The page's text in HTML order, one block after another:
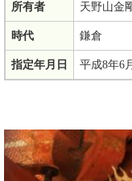
所有者 天野山金
時代 鎌倉
指定年月日 平成8年6